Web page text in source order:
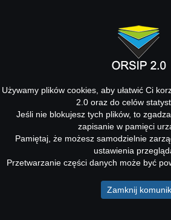
Używamy plików cookies, aby ułatwić Ci
2.0 oraz do celów
Jeśli nie blokujesz tych plików, to
zapisanie w pamięci
Pamiętaj, że możesz samodzielnie
ustawienia
Przetwarzanie części danych może być
Zamknij